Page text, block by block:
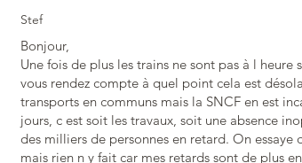
Stef
Bonjour,
Une fois de plus les trains ne sont pas à l heure
vous rendez compte à quel point cela est
transports en communs mais la SNCF en est
jours, c est soit les travaux, soit une absence
des milliers de personnes en retard. On
mais rien n y fait car mes retards sont de plus